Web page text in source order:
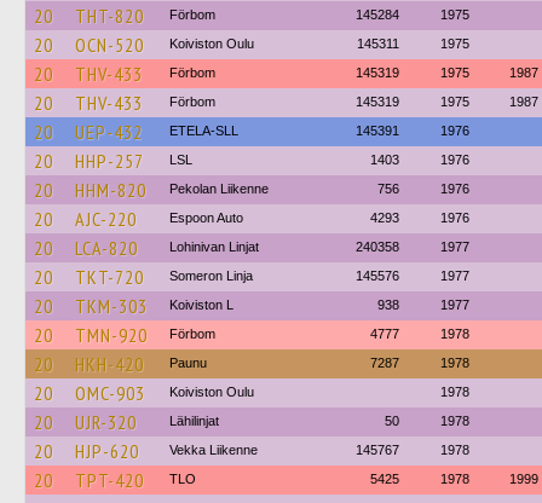
20 THT-820 Förbom 145284 1975
20 OCN-520 Koiviston Oulu 145311 1975
20 THV-433 Förbom 145319 1975 1987
20 THV-433 Förbom 145319 1975 1987
20 UEP-432 ETELA-SLL 145391 1976
20 HHP-257 LSL 1403 1976
20 HHM-820 Pekolan Liikenne 756 1976
20 AJC-220 Espoon Auto 4293 1976
20 LCA-820 Lohinivan Linjat 240358 1977
20 TKT-720 Someron Linja 145576 1977
20 TKM-303 Koiviston L 938 1977
20 TMN-920 Förbom 4777 1978
20 HKH-420 Paunu 7287 1978
20 OMC-903 Koiviston Oulu 1978
20 UJR-320 Lähilinjat 50 1978
20 HJP-620 Vekka Liikenne 145767 1978
20 TPT-420 TLO 5425 1978 1999